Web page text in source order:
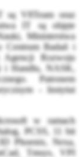
są V8Team oraz
IT są objęte
Ministerstwa
Centrum Badań i
Rozwoju
i Handlu, NASK,
Patronem
- Instytut
w ramach
PCSS, 11 bit
Phoenix, Nexa,
Tmsys, VPI